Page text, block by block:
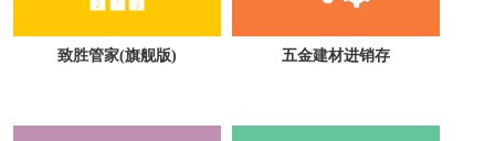
致胜管家(旗舰版) 五金建材进销存